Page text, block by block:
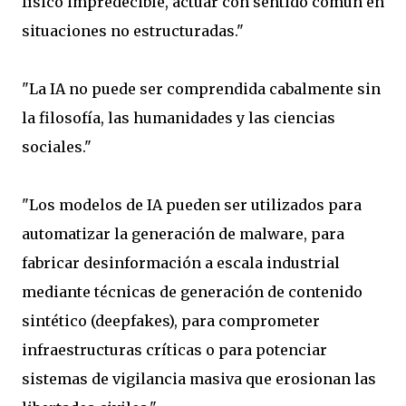
situaciones no estructuradas."
"La IA no puede ser comprendida cabalmente sin
la filosofía, las humanidades y las ciencias
sociales."
"Los modelos de IA pueden ser utilizados para
automatizar la generación de malware, para
fabricar desinformación a escala industrial
mediante técnicas de generación de contenido
sintético (deepfakes), para comprometer
infraestructuras críticas o para potenciar
sistemas de vigilancia masiva que erosionan las